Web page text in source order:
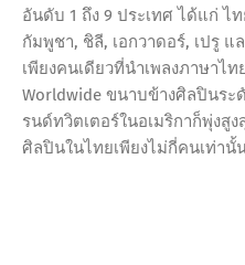
อันดับ 1 ถึง 9 ประเทศ ได้แก่ ไ
กัมพูชา, ชิลี, เอกวาดอร์, เปรู
เพียงคนเดียวที่นำเพลงภาษาไ
Worldwide ขนาบข้างศิลปินร
รนด์ทวิตเตอร์ในอเมริกาก็พุ่งสู
ศิลปินในไทยเพียงไม่กี่คนเท่า